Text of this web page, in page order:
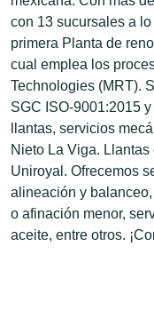
con 13 sucursales a
primera Planta de
cual emplea los
Technologies (MRT).
SGC ISO-9001:2015
llantas, servicios
Nieto La Viga.
Uniroyal. Ofrecemos
alineación y
o afinación menor,
aceite, entre otros.